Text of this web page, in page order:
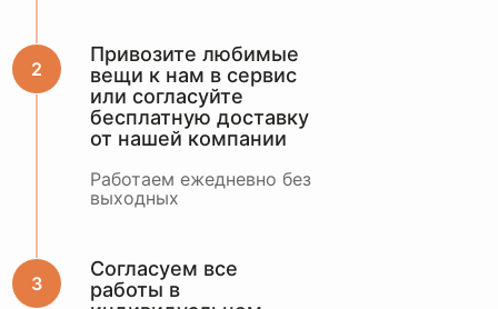
Привозите любимые
вещи к нам в сервис
или согласуйте
бесплатную доставку
от нашей компании
Работаем ежедневно без
выходных
Согласуем все
работы в